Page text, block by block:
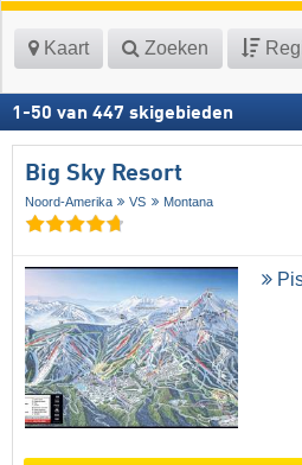
Kaart Zoeken
1 -50 van 447 skigebieden
Big Sky Resort
Noord-Amerika VS Montana